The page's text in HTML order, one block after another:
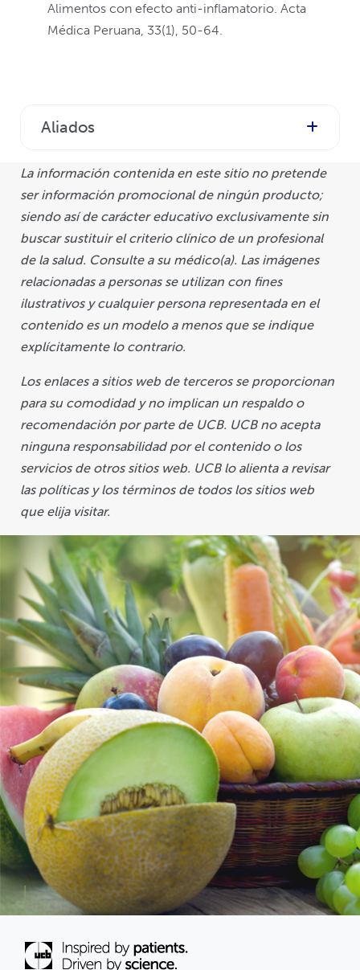
Alimentos con efecto anti-inflamatorio. Acta
Médica Peruana, 33(1), 50-64.
Aliados
Durante muchos años, UCB ha respondido a
las necesidades cambiantes durante el
trayecto en el entendimiento de las
enfermedades en las que enfoca sus
soluciones, incluidas las informativas.
Nuestros sitios tienen como objetivo brindar
acompañamiento informativo a personas de
todo el mundo que se encuentren
interesadas en contar con información
adicional que busca concientizar sobre las
enfermedades que aquejan a varios sectores
de la población y cuyas vidas se han visto
alteradas por alguna o varias de ellas.
www.ucb.com/disease-areas
La información contenida en este sitio no pretende
ser información promocional de ningún producto;
siendo así de carácter educativo exclusivamente sin
buscar sustituir el criterio clínico de un profesional
de la salud. Consulte a su médico(a). Las imágenes
relacionadas a personas se utilizan con fines
ilustrativos y cualquier persona representada en el
contenido es un modelo a menos que se indique
explícitamente lo contrario.
Los enlaces a sitios web de terceros se proporcionan
para su comodidad y no implican un respaldo o
recomendación por parte de UCB. UCB no acepta
ninguna responsabilidad por el contenido o los
servicios de otros sitios web. UCB lo alienta a revisar
las políticas y los términos de todos los sitios web
que elija visitar.
|